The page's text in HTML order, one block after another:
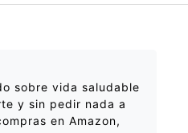
sobre vida saludable
y sin pedir nada a
en Amazon,